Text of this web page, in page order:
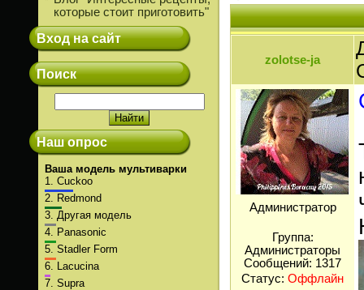
которые стоит приготовить"
Вход на сайт
Поиск
Наш опрос
Ваша модель мультиварки
1. Cuckoo
2.
Redmond
3. Другая модель
4.
Panasonic
5. Stadler Form
6.
Lacucina
7. Supra
zolotse-ja
Администратор
Группа:
Администраторы
Сообщений: 1317
Статус: Оффлайн